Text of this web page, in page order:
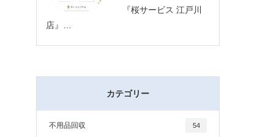
『桜サービス 江戸川
店』…
カテゴリー
不用品回収 54